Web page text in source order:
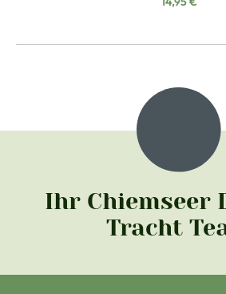
Ihr Chiemseer
Tracht